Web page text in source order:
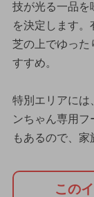
技が光る一品を
を決定します
芝の上でゆった
すすめ。
特別エリアには
ンちゃん専用フ
もあるので、家
この